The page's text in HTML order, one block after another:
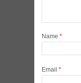
Name *
Email *